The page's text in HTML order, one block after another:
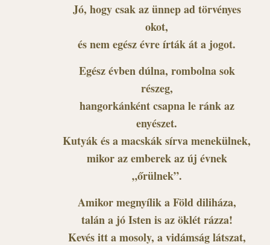
Jó, hogy csak az ünnep ad törvényes
okot,
és nem egész évre írták át a jogot.
Egész évben dúlna, rombolna sok
részeg,
hangorkánként csapna le ránk az
enyészet.
Kutyák és a macskák sírva menekülnek,
mikor az emberek az új évnek
„őrülnek”.
Amikor megnyílik a Föld diliháza,
talán a jó Isten is az öklét rázza!
Kevés itt a mosoly, a vidámság látszat,